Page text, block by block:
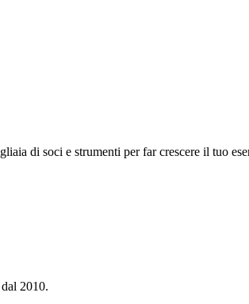
di soci e strumenti per far crescere il tuo
2010.